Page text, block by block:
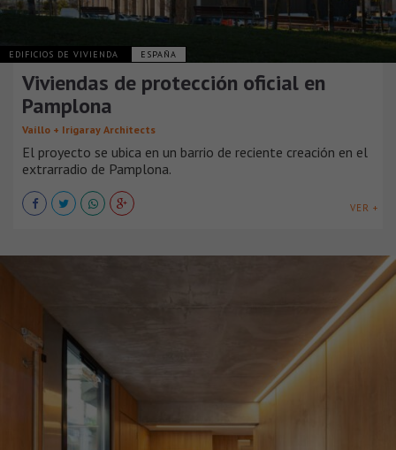
EDIFICIOS DE VIVIENDA ESPAÑA
Viviendas de protección oficial en
Pamplona
Vaíllo + Irigaray Architects
El proyecto se ubica en un barrio de reciente creación en el
extrarradio de Pamplona.
VER +